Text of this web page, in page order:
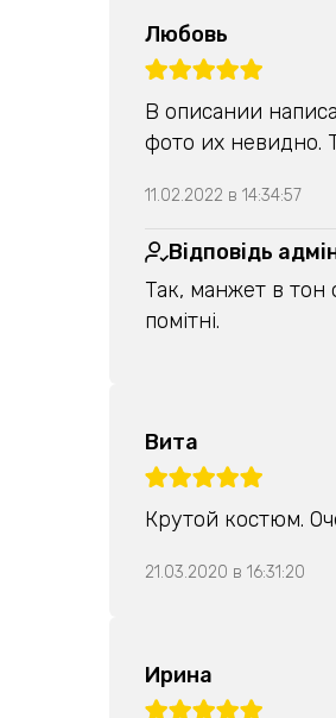
Любовь
В описании
фото их невидно.
11.02.2022 в 14:34:57
Відповідь
Так, манжет в тон
помітні.
Вита
Крутой костюм.
21.03.2020 в 16:31:20
Ирина